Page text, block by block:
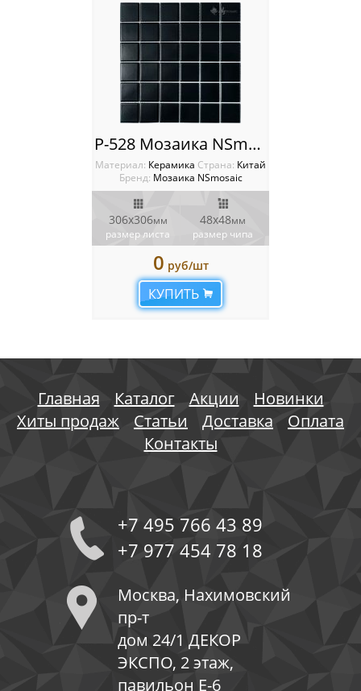
P-528 Мозаика NSmosaic
Материал: Керамика Cтрана: Китай
Бренд: Мозаика NSmosaic
306x306мм
размер листа
48x48мм
размер чипа
0 руб/шт
КУПИТЬ
Главная Каталог Акции
Новинки
Хиты продаж
Статьи Доставка
Оплата
Контакты
+7 495 766 43 89
+7 977 454 78 18
Москва, Нахимовский
пр-т
дом 24/1 ДЕКОР
ЭКСПО, 2 этаж,
павильон Е-6